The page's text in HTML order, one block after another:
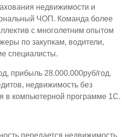
недвижимости и
ЧОП. Команда более
с многолетним опытом
по закупкам, водители,
специалисты.
прибыль 28.000.000руб/год.
недвижимость без
в компьютерной программе 1С.
передается недвижимость